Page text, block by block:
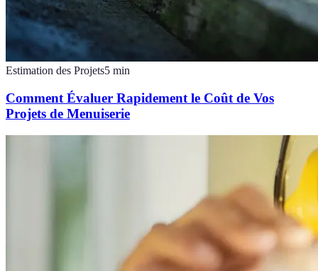
Estimation des Projets5 min
Comment Évaluer Rapidement le Coût de Vos
Projets de Menuiserie